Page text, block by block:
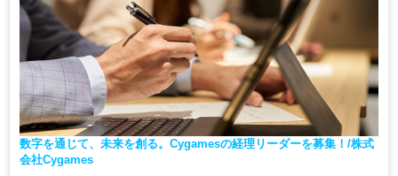
数字を通じて、未来を創る。Cygamesの経理リーダーを募集！/株式
会社Cygames